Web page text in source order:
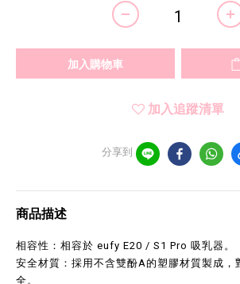
加入購物車
加入追蹤清單
分享到
商品描述
相容性：相容於 eufy E20 / S1 Pro 吸乳器。
安全材質：採用不含雙酚A的塑膠材質製成，
全。